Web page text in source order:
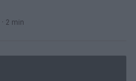
· 2 min